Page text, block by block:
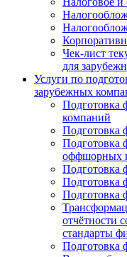
Чек-лист
для
Услуги по
зарубежных
Подготовка
компаний
Подготовка
Подготовка
оффшорных
Подготовка
Подготовка
Подготовка
отчётности
стандарты
Подготовка